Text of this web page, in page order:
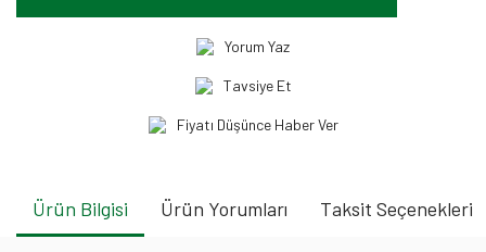
Yorum Yaz
Tavsiye Et
Fiyatı Düşünce Haber Ver
Ürün Bilgisi Ürün Yorumları Taksit Seçenekleri